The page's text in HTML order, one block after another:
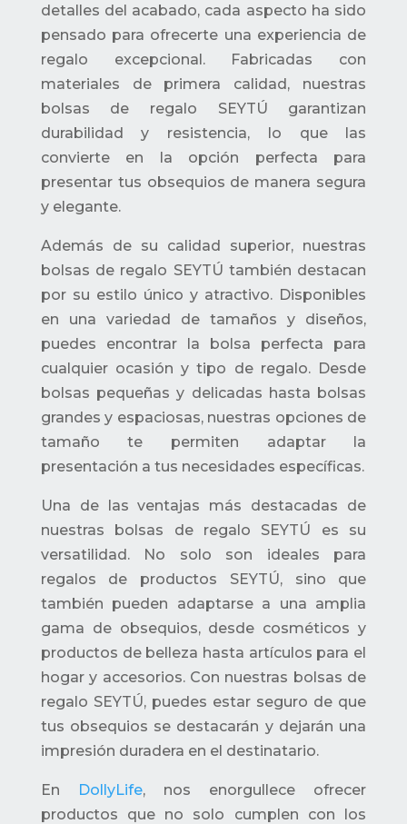
detalles del acabado, cada aspecto ha sido
pensado para ofrecerte una experiencia de
regalo excepcional. Fabricadas con
materiales de primera calidad, nuestras
bolsas de regalo SEYTÚ garantizan
durabilidad y resistencia, lo que las
convierte en la opción perfecta para
presentar tus obsequios de manera segura
y elegante.
Además de su calidad superior, nuestras
bolsas de regalo SEYTÚ también destacan
por su estilo único y atractivo. Disponibles
en una variedad de tamaños y diseños,
puedes encontrar la bolsa perfecta para
cualquier ocasión y tipo de regalo. Desde
bolsas pequeñas y delicadas hasta bolsas
grandes y espaciosas, nuestras opciones de
tamaño te permiten adaptar la
presentación a tus necesidades específicas.
Una de las ventajas más destacadas de
nuestras bolsas de regalo SEYTÚ es su
versatilidad. No solo son ideales para
regalos de productos SEYTÚ, sino que
también pueden adaptarse a una amplia
gama de obsequios, desde cosméticos y
productos de belleza hasta artículos para el
hogar y accesorios. Con nuestras bolsas de
regalo SEYTÚ, puedes estar seguro de que
tus obsequios se destacarán y dejarán una
impresión duradera en el destinatario.
En DollyLife, nos enorgullece ofrecer
productos que no solo cumplen con los